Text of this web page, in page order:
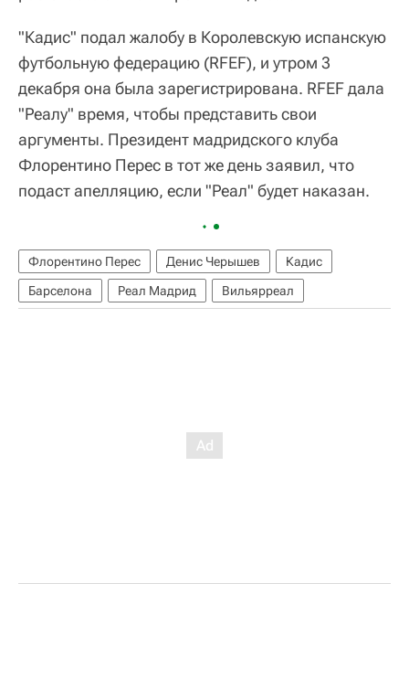
"Кадис" подал жалобу в Королевскую испанскую
футбольную федерацию (RFEF), и утром 3
декабря она была зарегистрирована. RFEF дала
"Реалу" время, чтобы представить свои
аргументы. Президент мадридского клуба
Флорентино Перес в тот же день заявил, что
подаст апелляцию, если "Реал" будет наказан.
Флорентино Перес Денис Черышев
Кадис
Барселона
Реал Мадрид Вильярреал